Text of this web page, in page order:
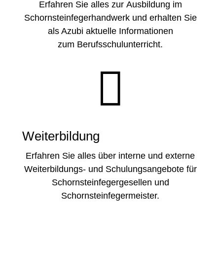
Erfahren Sie alles zur Ausbildung im
Schornsteinfegerhandwerk und erhalten Sie
als Azubi aktuelle Informationen
zum Berufsschulunterricht.

Weiterbildung
Erfahren Sie alles über interne und externe
Weiterbildungs- und Schulungsangebote für
Schornsteinfegergesellen und
Schornsteinfegermeister.